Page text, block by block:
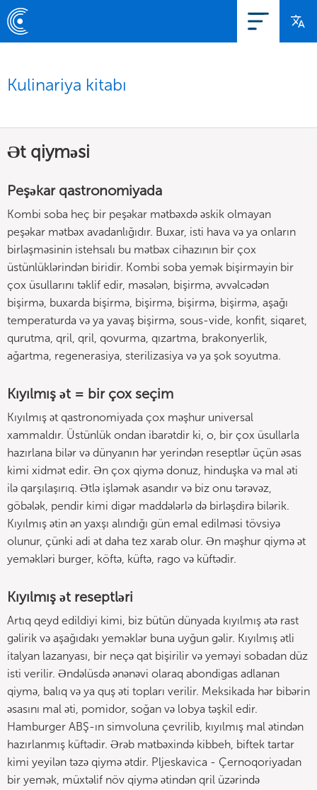
Kulinariya kitabı
Ət qiyməsi
Peşəkar qastronomiyada
Kombi soba heç bir peşəkar mətbəxdə əskik olmayan
peşəkar mətbəx avadanlığıdır. Buxar, isti hava və ya onların
birləşməsinin istehsalı bu mətbəx cihazının bir çox
üstünlüklərindən biridir. Kombi soba yemək bişirməyin bir
çox üsullarını təklif edir, məsələn, bişirmə, əvvəlcədən
bişirmə, buxarda bişirmə, bişirmə, bişirmə, bişirmə, aşağı
temperaturda və ya yavaş bişirmə, sous-vide, konfit, siqaret,
qurutma, qril, qril, qovurma, qızartma, brakonyerlik,
ağartma, regenerasiya, sterilizasiya və ya şok soyutma.
Kıyılmış ət = bir çox seçim
Kıyılmış ət qastronomiyada çox məşhur universal
xammaldır. Üstünlük ondan ibarətdir ki, o, bir çox üsullarla
hazırlana bilər və dünyanın hər yerindən reseptlər üçün əsas
kimi xidmət edir. Ən çox qiymə donuz, hinduşka və mal əti
ilə qarşılaşırıq. Ətlə işləmək asandır və biz onu tərəvəz,
göbələk, pendir kimi digər maddələrlə də birləşdirə bilərik.
Kıyılmış ətin ən yaxşı alındığı gün emal edilməsi tövsiyə
olunur, çünki adi ət daha tez xarab olur. Ən məşhur qiymə ət
yeməkləri burger, köftə, küftə, rago və küftədir.
Kıyılmış ət reseptləri
Artıq qeyd edildiyi kimi, biz bütün dünyada kıyılmış ətə rast
gəlirik və aşağıdakı yeməklər buna uyğun gəlir. Kıyılmış ətli
italyan lazanyası, bir neçə qat bişirilir və yeməyi sobadan düz
isti verilir. Əndəlüsdə ənənəvi olaraq abondigas adlanan
qiymə, balıq və ya quş əti topları verilir. Meksikada hər bibərin
əsasını mal əti, pomidor, soğan və lobya təşkil edir.
Hamburger ABŞ-ın simvoluna çevrilib, kıyılmış mal ətindən
hazırlanmış küftədir. Ərəb mətbəxində kibbeh, biftek tartar
kimi yeyilən təzə qiymə ətdir. Pljeskavica - Çernoqoriyadan
bir yemək, müxtəlif növ qiymə ətindən qril üzərində